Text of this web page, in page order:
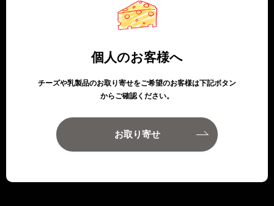
個人のお客様へ
チーズや乳製品のお取り寄せをご希望のお客様は下記ボタン
からご確認ください。
お取り寄せ